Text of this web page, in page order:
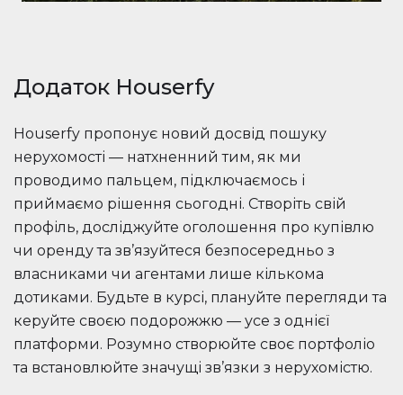
Додаток Houserfy
Houserfy пропонує новий досвід пошуку
нерухомості — натхненний тим, як ми
проводимо пальцем, підключаємось і
приймаємо рішення сьогодні. Створіть свій
профіль, досліджуйте оголошення про купівлю
чи оренду та зв’язуйтеся безпосередньо з
власниками чи агентами лише кількома
дотиками. Будьте в курсі, плануйте перегляди та
керуйте своєю подорожжю — усе з однієї
платформи. Розумно створюйте своє портфоліо
та встановлюйте значущі зв’язки з нерухомістю.